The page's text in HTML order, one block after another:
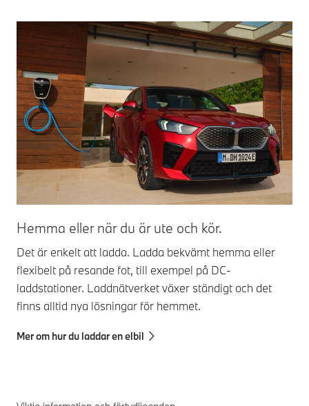
Hemma eller när du är ute och kör.
Det är enkelt att ladda. Ladda bekvämt hemma eller
flexibelt på resande fot, till exempel på DC-
laddstationer. Laddnätverket växer ständigt och det
finns alltid nya lösningar för hemmet.
Mer om hur du laddar en elbil